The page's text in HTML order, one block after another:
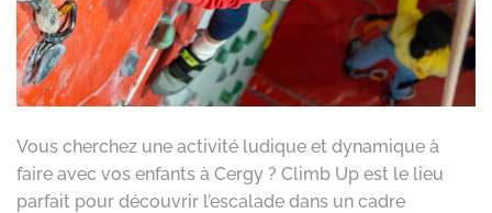
Vous cherchez une activité ludique et dynamique à
faire avec vos enfants à Cergy ? Climb Up est le lieu
parfait pour découvrir l’escalade dans un cadre